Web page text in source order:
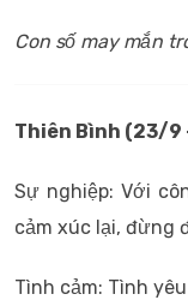
Con số may mắn
Thiên Bình (23/9
Sự nghiệp: Với
cảm xúc lại, đừng
Tình cảm: Tình